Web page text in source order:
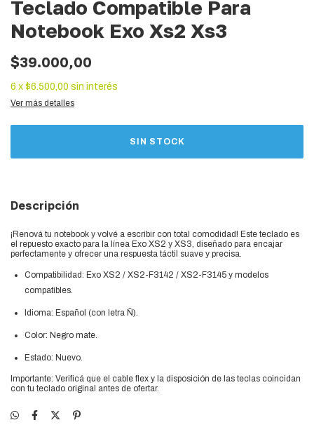
Teclado Compatible Para
Notebook Exo Xs2 Xs3
$39.000,00
6 x $6.500,00 sin interés
Ver más detalles
Descripción
¡Renová tu notebook y volvé a escribir con total comodidad! Este teclado es
el repuesto exacto para la línea Exo XS2 y XS3, diseñado para encajar
perfectamente y ofrecer una respuesta táctil suave y precisa.
Compatibilidad: Exo XS2 / XS2-F3142 / XS2-F3145 y modelos
compatibles.
Idioma: Español (con letra Ñ).
Color: Negro mate.
Estado: Nuevo.
Importante: Verificá que el cable flex y la disposición de las teclas coincidan
con tu teclado original antes de ofertar.